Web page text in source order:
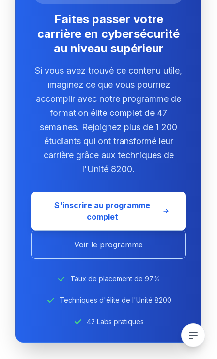
Faites passer votre
carrière en cybersécurité
au niveau supérieur
Si vous avez trouvé ce contenu utile,
imaginez ce que vous pourriez
accomplir avec notre programme de
formation élite complet de 47
semaines. Rejoignez plus de 1 200
étudiants qui ont transformé leur
carrière grâce aux techniques de
l'Unité 8200.
S'inscrire au programme
complet
Voir le programme
Taux de placement de 97%
Techniques d'élite de l'Unité 8200
42 Labs pratiques